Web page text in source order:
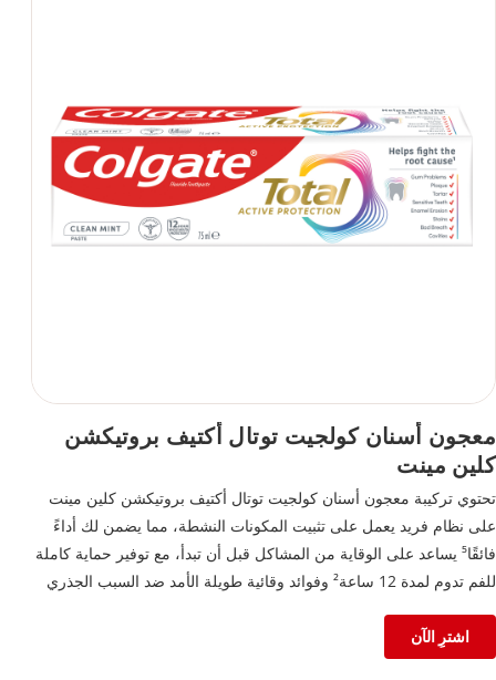
معجون أسنان كولجيت توتال أكتيف بروتيكشن
كلين مينت
تحتوي تركيبة معجون أسنان كولجيت توتال أكتيف بروتيكشن كلين مينت
على نظام فريد يعمل على تثبيت المكونات النشطة، مما يضمن لك أداءً
فائقًا⁵ يساعد على الوقاية من المشاكل قبل أن تبدأ، مع توفير حماية كاملة
للفم تدوم لمدة 12 ساعة² وفوائد وقائية طويلة الأمد ضد السبب الجذري
²بعد 4 أسابيع من الاستخدام المستمر
اشترِ الآن